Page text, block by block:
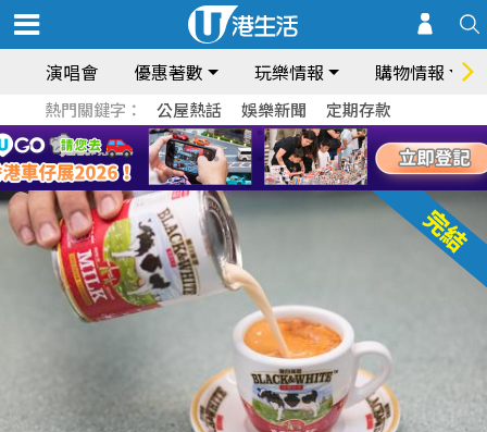
演唱會 優惠著數 玩樂情報 購物情報
熱門關鍵字： 公屋熱話 娛樂新聞 定期存款